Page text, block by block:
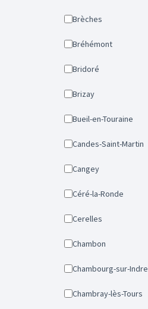
Brèches
Bréhémont
Bridoré
Brizay
Bueil-en-Touraine
Candes-Saint-Martin
Cangey
Céré-la-Ronde
Cerelles
Chambon
Chambourg-sur-Indre
Chambray-lès-Tours